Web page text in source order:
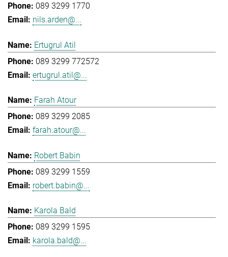
089 3299 1770
nils.arden@...
Ertugrul Atil
089 3299 772572
ertugrul.atil@...
Farah Atour
089 3299 2085
farah.atour@...
Robert Babin
089 3299 1559
robert.babin@...
Karola Bald
089 3299 1595
karola.bald@...